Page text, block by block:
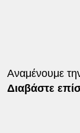
Αναμένουμε
Διαβάστε